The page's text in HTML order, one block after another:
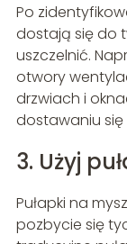
Po
dostają się do
uszczelnić.
otwory
drzwiach i
dostawaniu
3. Użyj
Pułapki na
pozbycie się